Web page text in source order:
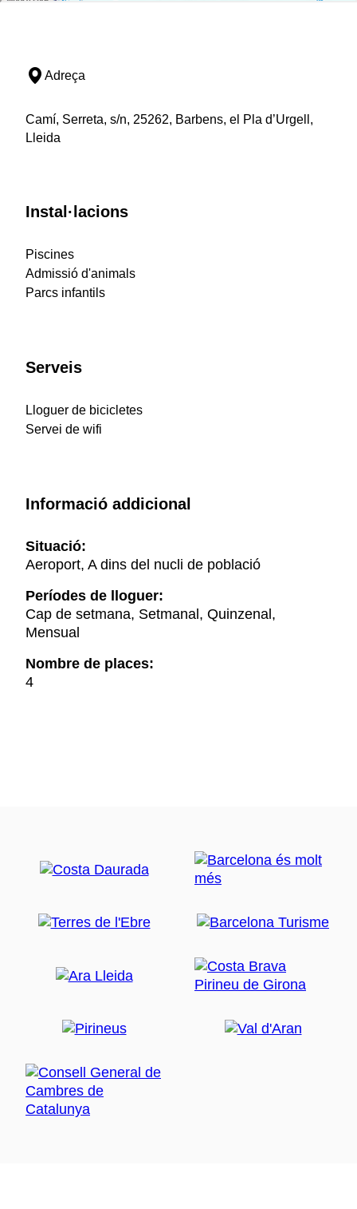
Adreça
Camí, Serreta, s/n, 25262, Barbens, el Pla d’Urgell,
Lleida
Instal·lacions
Piscines
Admissió d'animals
Parcs infantils
Serveis
Lloguer de bicicletes
Servei de wifi
Informació addicional
Situació:
Aeroport, A dins del nucli de població
Períodes de lloguer:
Cap de setmana, Setmanal, Quinzenal,
Mensual
Nombre de places:
4